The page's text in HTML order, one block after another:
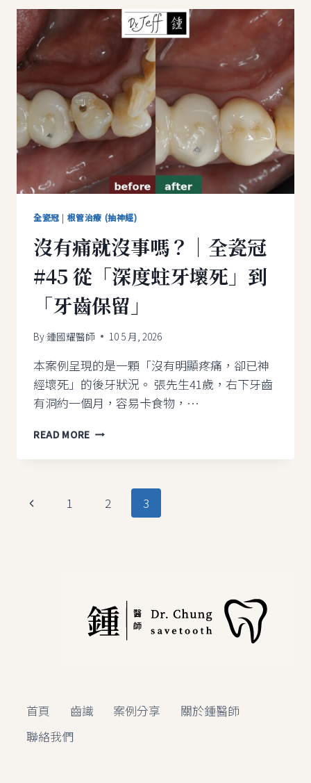
腫
膿
怎
麼
辦？
全
瓷
#37
「舊
牙
感
染
復
發」
到
「穩
定
使
用」
全瓷冠 | 根管治療 (抽神經)
沒有痛就沒事嗎？｜全瓷冠
#45 從「深度蛀牙壞死」到
「牙齒保留」
By鍾國耀醫師 10 5 月, 2026
本案例呈現的是一顆「沒有明顯疼痛，卻已神
經壞死」的後牙狀況。 張先生41歲，右下牙齒
有洞約一個月，容易卡食物，…
READ MORE
痛
從
「深
度
到
Page
Previous1 2 3
首頁 齒識 案例分享
關於鍾醫師
聯絡我們